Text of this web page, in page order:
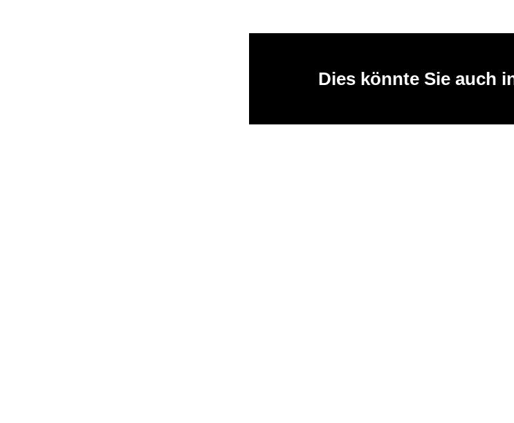
Dies könnte Sie auch